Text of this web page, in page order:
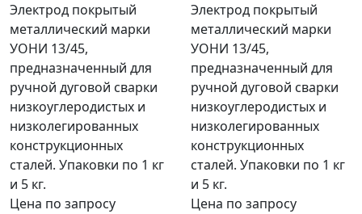
Электрод покрытый
металлический марки
УОНИ 13/45,
предназначенный для
ручной дуговой сварки
низкоуглеродистых и
низколегированных
конструкционных
сталей. Упаковки по 1 кг
и 5 кг.
Цена по запросу
Электрод покрытый
металлический марки
УОНИ 13/45,
предназначенный для
ручной дуговой сварки
низкоуглеродистых и
низколегированных
конструкционных
сталей. Упаковки по 1 кг
и 5 кг.
Цена по запросу